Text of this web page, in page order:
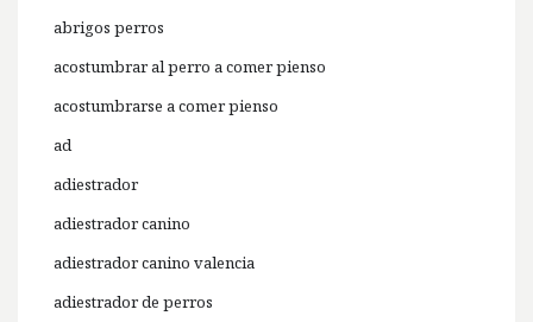
abrigos perros
acostumbrar al perro a comer pienso
acostumbrarse a comer pienso
ad
adiestrador
adiestrador canino
adiestrador canino valencia
adiestrador de perros